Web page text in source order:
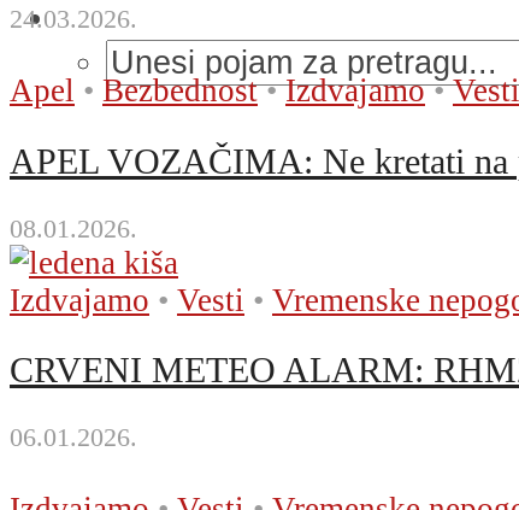
24.03.2026.
Apel • Bezbednost • Izdvajamo • Vesti
APEL VOZAČIMA: Ne kretati na
08.01.2026.
Izdvajamo • Vesti • Vremenske
CRVENI METEO ALARM:
06.01.2026.